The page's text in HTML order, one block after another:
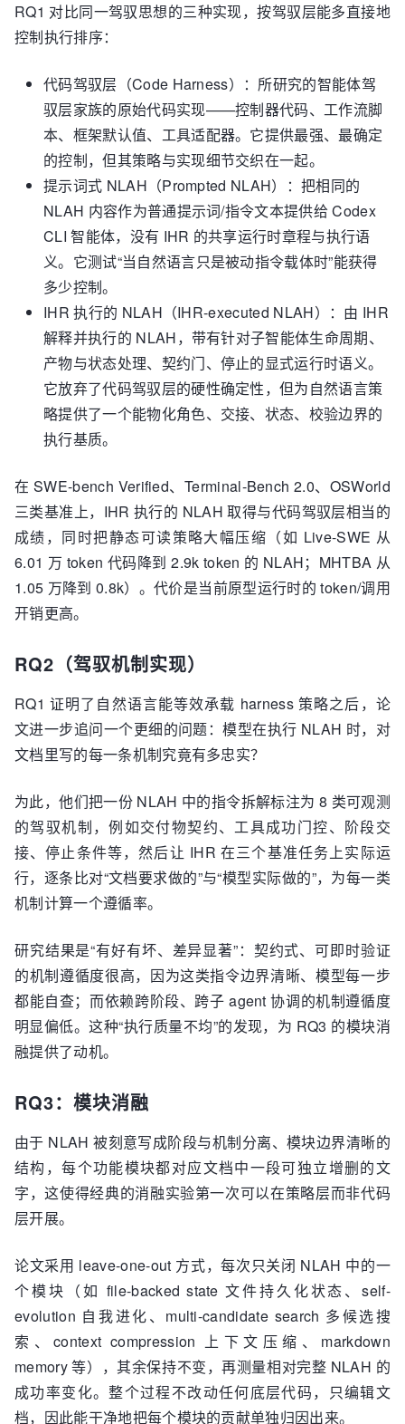
RQ1 对比同一驾驭思想的三种实现，按驾驭层能多直接地
控制执行排序：
代码驾驭层（Code Harness）：所研究的智能体驾
驭层家族的原始代码实现——控制器代码、工作流脚
本、框架默认值、工具适配器。它提供最强、最确定
的控制，但其策略与实现细节交织在一起。
提示词式 NLAH（Prompted NLAH）：把相同的
NLAH 内容作为普通提示词/指令文本提供给 Codex
CLI 智能体，没有 IHR 的共享运行时章程与执行语
义。它测试“当自然语言只是被动指令载体时”能获得
多少控制。
IHR 执行的 NLAH（IHR-executed NLAH）：由 IHR
解释并执行的 NLAH，带有针对子智能体生命周期、
产物与状态处理、契约门、停止的显式运行时语义。
它放弃了代码驾驭层的硬性确定性，但为自然语言策
略提供了一个能物化角色、交接、状态、校验边界的
执行基质。
在 SWE-bench Verified、Terminal-Bench 2.0、OSWorld
三类基准上，IHR 执行的 NLAH 取得与代码驾驭层相当的
成绩，同时把静态可读策略大幅压缩（如 Live-SWE 从
6.01 万 token 代码降到 2.9k token 的 NLAH；MHTBA 从
1.05 万降到 0.8k）。代价是当前原型运行时的 token/调用
开销更高。
RQ2（驾驭机制实现）
RQ1 证明了自然语言能等效承载 harness 策略之后，论
文进一步追问一个更细的问题：模型在执行 NLAH 时，对
文档里写的每一条机制究竟有多忠实？
为此，他们把一份 NLAH 中的指令拆解标注为 8 类可观测
的驾驭机制，例如交付物契约、工具成功门控、阶段交
接、停止条件等，然后让 IHR 在三个基准任务上实际运
行，逐条比对“文档要求做的”与“模型实际做的”，为每一类
机制计算一个遵循率。
研究结果是“有好有坏、差异显著”：契约式、可即时验证
的机制遵循度很高，因为这类指令边界清晰、模型每一步
都能自查；而依赖跨阶段、跨子 agent 协调的机制遵循度
明显偏低。这种“执行质量不均”的发现，为 RQ3 的模块消
融提供了动机。
RQ3：模块消融
由于 NLAH 被刻意写成阶段与机制分离、模块边界清晰的
结构，每个功能模块都对应文档中一段可独立增删的文
字，这使得经典的消融实验第一次可以在策略层而非代码
层开展。
论文采用 leave-one-out 方式，每次只关闭 NLAH 中的一
个模块（如 file-backed state 文件持久化状态、self-
evolution 自我进化、multi-candidate search 多候选搜
索、context compression 上下文压缩、markdown
memory 等），其余保持不变，再测量相对完整 NLAH 的
成功率变化。整个过程不改动任何底层代码，只编辑文
档，因此能干净地把每个模块的贡献单独归因出来。